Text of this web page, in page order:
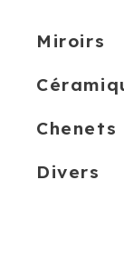
Miroirs
Divers